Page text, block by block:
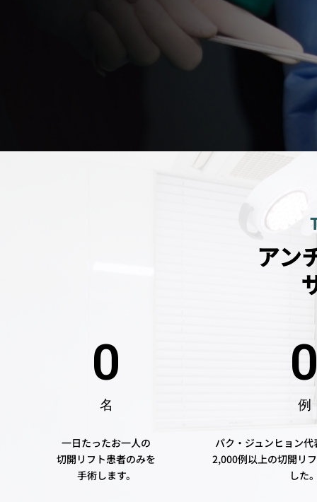
アン
名
0
一日たったお一人の
切開リフト患者のみを
手術します。
例
パク·ジュンヒョン代
2,000例以上の切開リ
した